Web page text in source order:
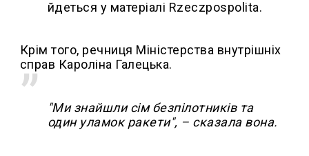
йдеться у матеріалі Rzeczpospolita.
Крім того, речниця Міністерства внутрішніх
справ Кароліна Галецька.
"Ми знайшли сім безпілотників та
один уламок ракети", – сказала вона.